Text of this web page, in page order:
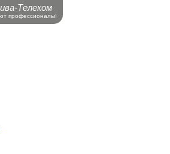
Телеком
профессионалы!